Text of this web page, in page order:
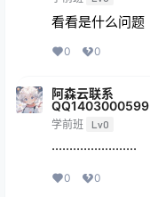
看看是什么问题
0 0
阿森云联系
QQ1403000599
学前班 Lv0
························
0 0